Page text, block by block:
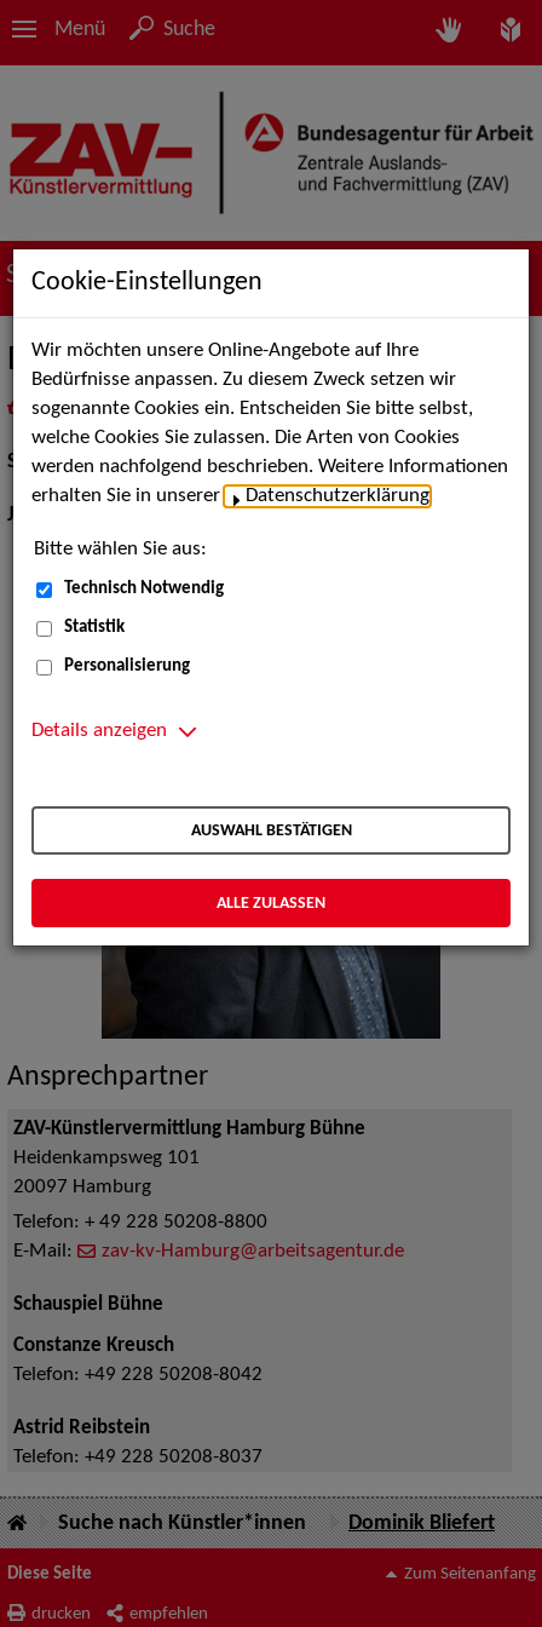
Menü Suche
Suche nach Künstler*innen
Dominik Bliefert
als PDF speichern
inMeine Merklistelegen
Schauspiel:Bühne
Jahrgang:
Ansprechpartner
ZAV-Künstlervermittlung Hamburg Bühne
Heidenkampsweg 101
20097 Hamburg
Telefon: + 49 228 50208-8800
E-Mail:
zav-kv-Hamburg@arbeitsagentur.de
Schauspiel Bühne
Constanze Kreusch
Telefon: +49 228 50208-8042
Astrid Reibstein
Telefon: +49 228 50208-8037
Suche nach Künstler*innen Dominik Bliefert
Diese Seite
drucken empfehlen
Zum Seitenanfang
Cookie-Einstellungen
Wir möchten unsere Online-Angebote auf Ihre
Bedürfnisse anpassen. Zu diesem Zweck setzen wir
sogenannte Cookies ein. Entscheiden Sie bitte selbst,
welche Cookies Sie zulassen. Die Arten von Cookies
werden nachfolgend beschrieben. Weitere Informationen
erhalten Sie in unserer
Datenschutzerklärung
Bitte wählen Sie aus:
Technisch Notwendig
Statistik
Personalisierung
Details anzeigen
AUSWAHL BESTÄTIGEN
ALLE ZULASSEN